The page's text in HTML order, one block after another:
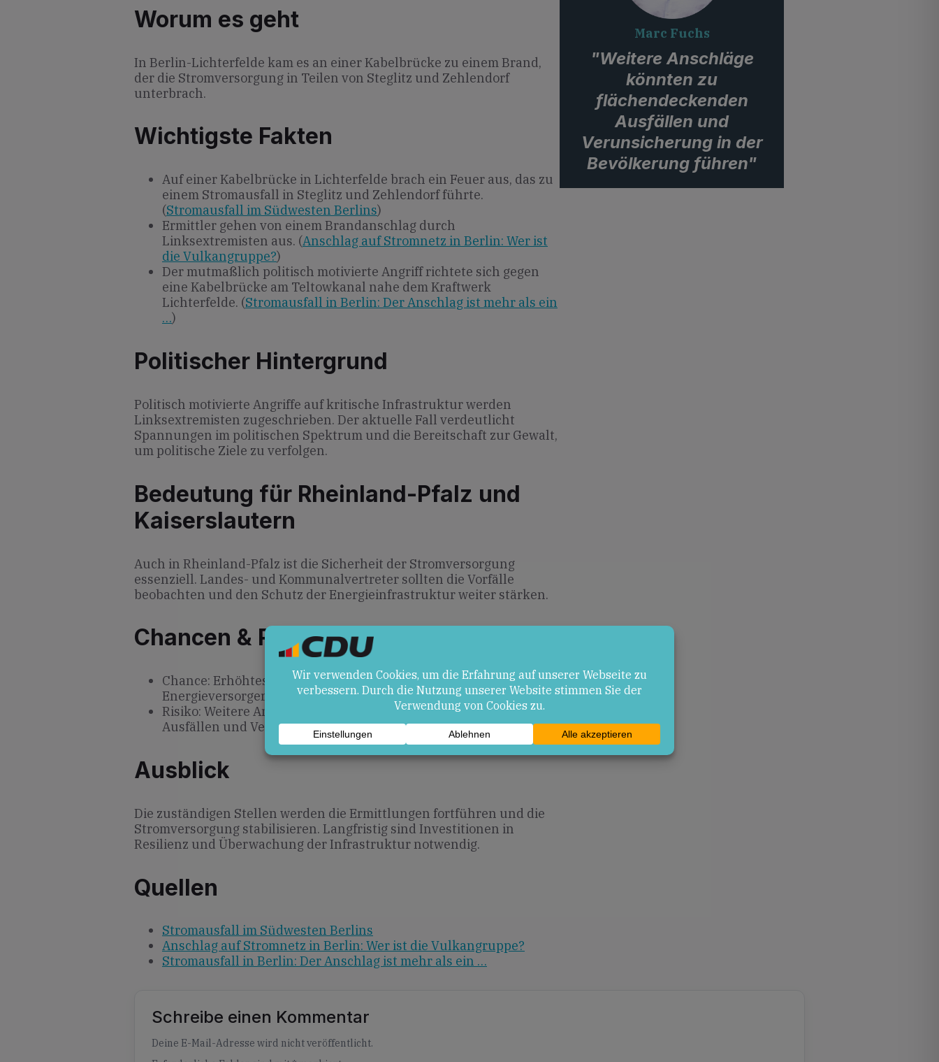
Worum es geht
In Berlin-Lichterfelde kam es an einer Kabelbrücke zu einem Brand,
der die Stromversorgung in Teilen von Steglitz und Zehlendorf
unterbrach.
Wichtigste Fakten
Auf einer Kabelbrücke in Lichterfelde brach ein Feuer aus, das zu
einem Stromausfall in Steglitz und Zehlendorf führte.
(Stromausfall im Südwesten Berlins)
Ermittler gehen von einem Brandanschlag durch
Linksextremisten aus. (Anschlag auf Stromnetz in Berlin: Wer ist
die Vulkangruppe?)
Der mutmaßlich politisch motivierte Angriff richtete sich gegen
eine Kabelbrücke am Teltowkanal nahe dem Kraftwerk
Lichterfelde. (Stromausfall in Berlin: Der Anschlag ist mehr als ein
…)
Politischer Hintergrund
Politisch motivierte Angriffe auf kritische Infrastruktur werden
Linksextremisten zugeschrieben. Der aktuelle Fall verdeutlicht
Spannungen im politischen Spektrum und die Bereitschaft zur Gewalt,
um politische Ziele zu verfolgen.
Bedeutung für Rheinland-Pfalz und
Kaiserslautern
Auch in Rheinland-Pfalz ist die Sicherheit der Stromversorgung
essenziell. Landes- und Kommunalvertreter sollten die Vorfälle
beobachten und den Schutz der Energieinfrastruktur weiter stärken.
Chancen & Risiken
Chance: Erhöhtes Bewusstsein für Sicherheitsmaßnahmen bei
Energieversorgern und Behörden.
Risiko: Weitere Anschläge könnten zu flächendeckenden
Ausfällen und Verunsicherung in der Bevölkerung führen.
Ausblick
Die zuständigen Stellen werden die Ermittlungen fortführen und die
Stromversorgung stabilisieren. Langfristig sind Investitionen in
Resilienz und Überwachung der Infrastruktur notwendig.
Quellen
Stromausfall im Südwesten Berlins
Anschlag auf Stromnetz in Berlin: Wer ist die Vulkangruppe?
Stromausfall in Berlin: Der Anschlag ist mehr als ein …
Marc Fuchs
"Weitere Anschläge
könnten zu
flächendeckenden
Ausfällen und
Verunsicherung in der
Bevölkerung führen"
Schreibe einen Kommentar
Deine E-Mail-Adresse wird nicht veröffentlicht.
Alternative: